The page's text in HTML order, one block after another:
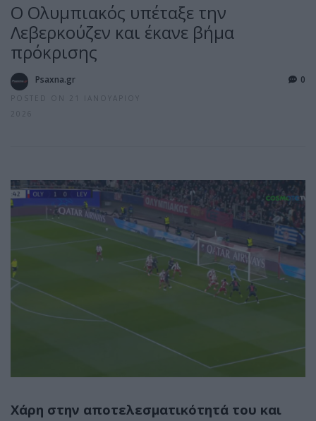
Ο Ολυμπιακός υπέταξε την
Λεβερκούζεν και έκανε βήμα
πρόκρισης
Psaxna.gr
POSTED ON 21 ΙΑΝΟΥΑΡΊΟΥ
2026
0
Χάρη στην αποτελεσματικότητά του και